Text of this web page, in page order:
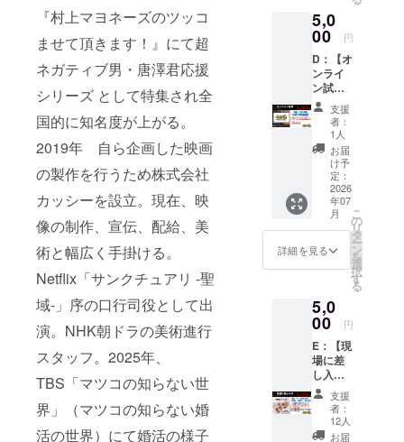
『村上マヨネーズのツッコ
ませて頂きます！』にて超
ネガティブ男・唐澤君応援
シリーズ として特集され全
国的に知名度が上がる。
2019年 自ら企画した映画
の製作を行うため株式会社
カッシーを設立。現在、映
像の制作、宣伝、配給、美
術と幅広く手掛ける。
Netflix「サンクチュアリ -聖
域-」序の口行司役として出
演。NHK朝ドラの美術進行
スタッフ。2025年、
TBS「マツコの知らない世
界」（マツコの知らない婚
活の世界）にて婚活の様子
後に、
収集方
法のご
案内を
お送り
いたし
ます。
記入
例：
地蔵」
※公序良
俗に反
するお
名前、
10文字
以上の
モノは
不掲載
とさせ
て頂き
ます。
脚本 ・
中沢
健、書
下ろし
文章 ・
表紙に
中沢健
による
手書き
サイン
入り！
・お礼
メッ
セージ
・支援
者限定
画像
5,0
00 円
D：【オ
ンライ
ン試
写】
コース
・完成
した本
編をオ
ンライ
ンで一
足早く
鑑賞！
※舞台挨
拶映像
付き。
セージ
・支援
者限定
画像
支援
者：
1人
お届
け予
定：
2026
年07
月
詳細を見る
こ
の
リ
タ
ー
ン
を
選
択
す
る
5,0
00 円
E：【現
場に差
し入
れ】
コース
撮影
時、関
支援
者：
12人
お届